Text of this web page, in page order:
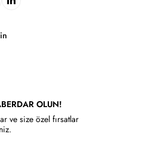
OLUN!
ve size özel fırsatlar